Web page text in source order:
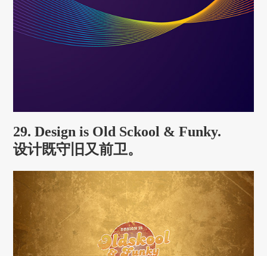
29. Design is Old Sckool & Funky.
设计既守旧又前卫。